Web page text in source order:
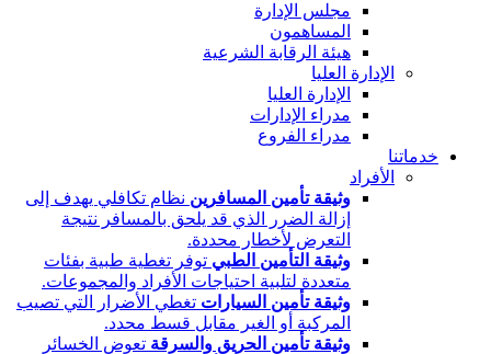
مجلس الإدارة
المساهمون
هيئة الرقابة الشرعية
الإدارة العليا
الإدارة العليا
مدراء الإدارات
مدراء الفروع
خدماتنا
الأفراد
وثيقة تأمين المسافرين نظام تكافلي يهدف إلى
إزالة الضرر الذي قد يلحق بالمسافر نتيجة
التعرض لأخطار محددة.
وثيقة التأمين الطبي توفر تغطية طبية بفئات
متعددة لتلبية احتياجات الأفراد والمجموعات.
وثيقة تأمين السيارات تغطي الأضرار التي تصيب
المركبة أو الغير مقابل قسط محدد.
وثيقة تأمين الحريق والسرقة تعوض الخسائر